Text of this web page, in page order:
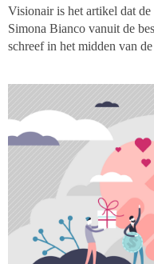
Visionair is het artikel dat
Simona Bianco vanuit de
schreef in het midden van
organisaties – net als de
naar de essentie: het dienen
organisatie, eerlijke en
de noden, aangrijpende
lerend en flexibel toepassen.